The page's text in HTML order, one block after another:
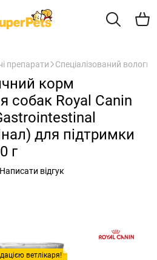
препарати Спеціалізований
корм
собак Royal Canin
для підтримки
г
Написати відгук
ветлікаря!